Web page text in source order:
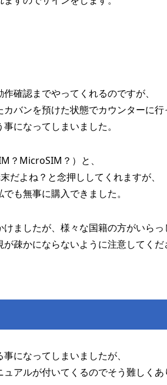
確認までやってくれるのですが、
バンを預けた状態でカウンターに行
になってしまいました。
？MicroSIM？）と、
よね？と念押ししてくれますが、
も無事に購入できました。
ましたが、様々な国籍の方がいらっ
疎かにならないように注意してくだ
になってしまいましたが、
アルが付いてくるのでそう難しくあ